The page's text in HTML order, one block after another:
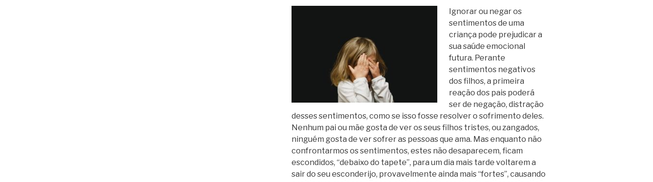
Ignorar ou negar os
sentimentos de uma
criança pode prejudicar a
sua saúde emocional
futura. Perante
sentimentos negativos
dos filhos, a primeira
reação dos pais poderá
ser de negação, distração
desses sentimentos, como se isso fosse resolver o sofrimento deles.
Nenhum pai ou mãe gosta de ver os seus filhos tristes, ou zangados,
ninguém gosta de ver sofrer as pessoas que ama. Mas enquanto não
confrontarmos os sentimentos, estes não desaparecem, ficam
escondidos, “debaixo do tapete”, para um dia mais tarde voltarem a
sair do seu esconderijo, provavelmente ainda mais “fortes”, causando